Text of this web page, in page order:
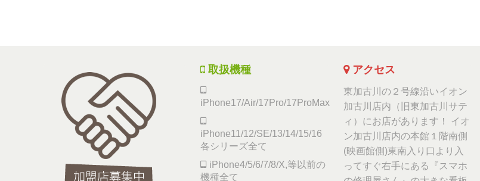
取扱機種
iPhone17/Air/17Pro/17ProMax
iPhone11/12/SE/13/14/15/16
各シリーズ全て
iPhone4/5/6/7/8/X,等以前の
機種全て
アクセス
東加古川の２号線沿いイオン
加古川店内（旧東加古川サテ
ィ）にお店があります！ イオ
ン加古川店内の本館１階南側
(映画館側)東南入り口より入
ってすぐ右手にある『スマホ